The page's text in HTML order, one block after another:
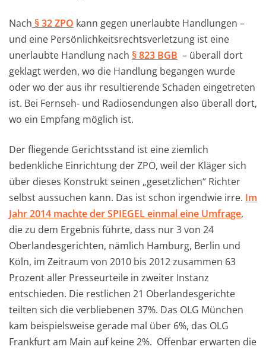
Nach § 32 ZPO kann gegen unerlaubte Handlungen –
und eine Persönlichkeitsrechtsverletzung ist eine
unerlaubte Handlung nach § 823 BGB – überall dort
geklagt werden, wo die Handlung begangen wurde
oder wo der aus ihr resultierende Schaden eingetreten
ist. Bei Fernseh- und Radiosendungen also überall dort,
wo ein Empfang möglich ist.
Der fliegende Gerichtsstand ist eine ziemlich
bedenkliche Einrichtung der ZPO, weil der Kläger sich
über dieses Konstrukt seinen „gesetzlichen“ Richter
selbst aussuchen kann. Das ist schon irgendwie irre. Im
Jahr 2014 machte der SPIEGEL einmal eine Umfrage,
die zu dem Ergebnis führte, dass nur 3 von 24
Oberlandesgerichten, nämlich Hamburg, Berlin und
Köln, im Zeitraum von 2010 bis 2012 zusammen 63
Prozent aller Presseurteile in zweiter Instanz
entschieden. Die restlichen 21 Oberlandesgerichte
teilten sich die verbliebenen 37%. Das OLG München
kam beispielsweise gerade mal über 6%, das OLG
Frankfurt am Main auf keine 2%. Offenbar erwarten die